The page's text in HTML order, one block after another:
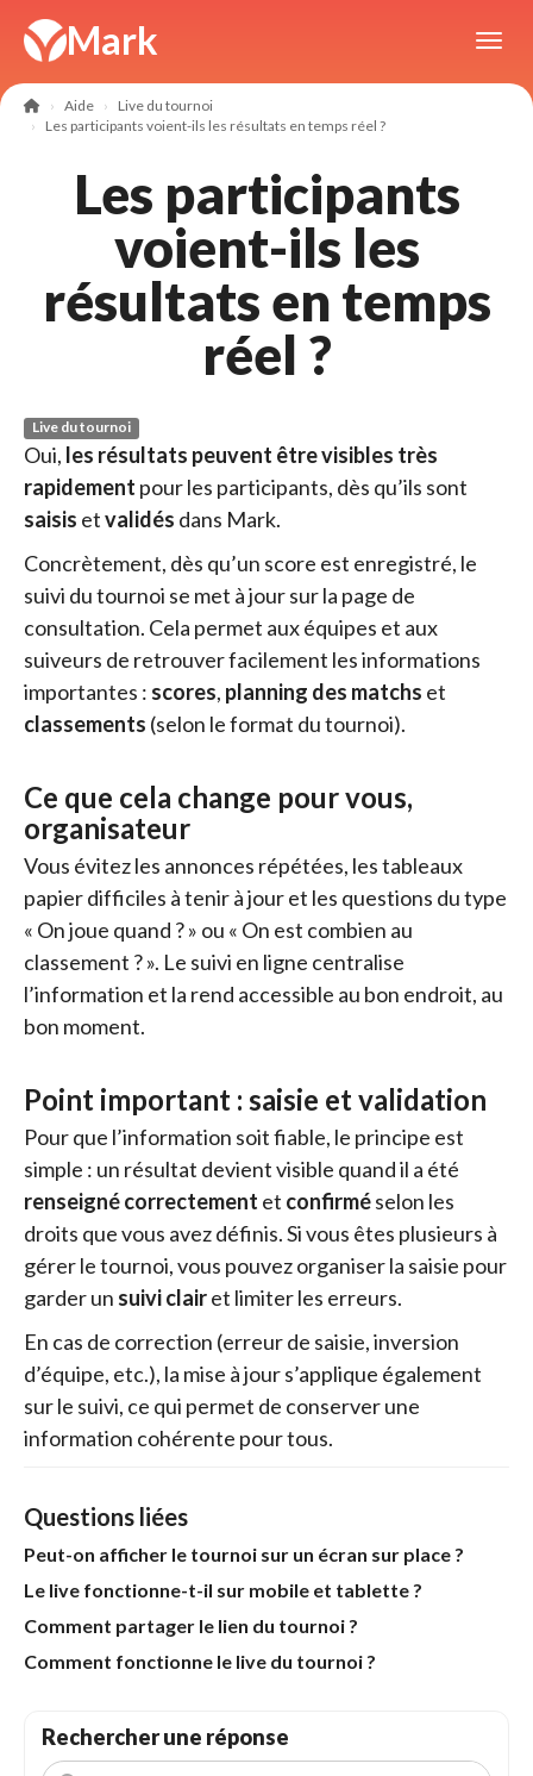
Mark
Aide
Live du tournoi
Les participants voient-ils les résultats en temps réel ?
Les participants
voient-ils les
résultats en temps
réel ?
Live du tournoi
Oui, les résultats peuvent être visibles très
rapidement pour les participants, dès qu’ils sont
saisis etvalidés dans Mark.
Concrètement, dès qu’un score est enregistré, le
suivi du tournoi se met à jour sur la page de
consultation. Cela permet aux équipes et aux
suiveurs de retrouver facilement les informations
importantes : scores, planning des matchs et
classements (selon le format du tournoi).
Ce que cela change pour vous,
organisateur
Vous évitez les annonces répétées, les tableaux
papier difficiles à tenir à jour et les questions du type
« On joue quand ? » ou « On est combien au
classement ? ». Le suivi en ligne centralise
l’information et la rend accessible au bon endroit, au
bon moment.
Point important : saisie et validation
Pour que l’information soit fiable, le principe est
simple : un résultat devient visible quand il a été
renseigné correctement et confirméselon les
droits que vous avez définis. Si vous êtes plusieurs à
gérer le tournoi, vous pouvez organiser la saisie pour
garder un suivi clairet limiter les erreurs.
En cas de correction (erreur de saisie, inversion
d’équipe, etc.), la mise à jour s’applique également
sur le suivi, ce qui permet de conserver une
information cohérente pour tous.
Questions liées
Peut-on afficher le tournoi sur un écran sur place ?
Le live fonctionne-t-il sur mobile et tablette ?
Comment partager le lien du tournoi ?
Comment fonctionne le live du tournoi ?
Rechercher une réponse